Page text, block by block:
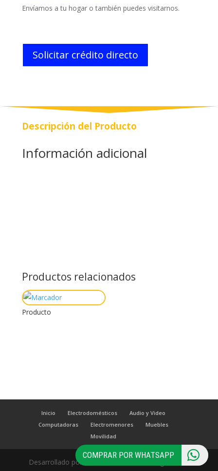
Envíamos a tu hogar o también puedes visitarnos.
Solicitar crédito directo
Descripción del Producto
Información adicional
Productos relacionados
Producto
Inicio Electrodomésticos
Audio y Video
Computadoras
Electromenores
Muebles
Movilidad
Desarrollado por www.mkt360digital.com
COMPRAR POR WHATSAPP